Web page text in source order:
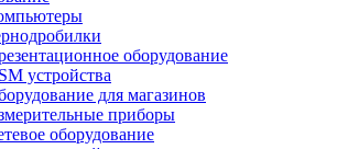
оборудование
устройства
для магазинов
приборы
оборудование